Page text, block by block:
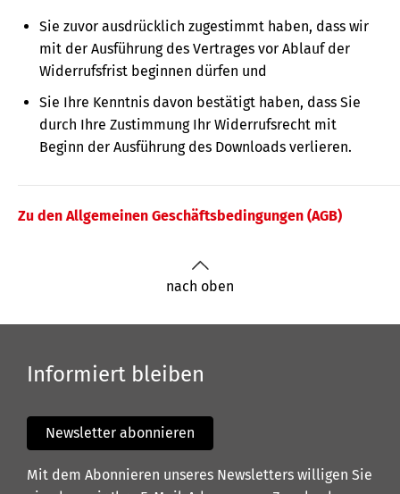
Sie zuvor ausdrücklich zugestimmt haben, dass wir
mit der Ausführung des Vertrages vor Ablauf der
Widerrufsfrist beginnen dürfen und
Sie Ihre Kenntnis davon bestätigt haben, dass Sie
durch Ihre Zustimmung Ihr Widerrufsrecht mit
Beginn der Ausführung des Downloads verlieren.
Zu den Allgemeinen Geschäftsbedingungen (AGB)
nach oben
Informiert bleiben
Newsletter abonnieren
Mit dem Abonnieren unseres Newsletters willigen Sie